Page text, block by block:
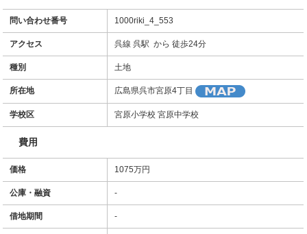
問い合わせ番号 1000riki_4_553
アクセス 呉線 呉駅 から 徒歩24分
種別 土地
所在地 広島県呉市宮原4丁目
学校区 宮原小学校 宮原中学校
費用
価格 1075万円
公庫・融資 -
借地期間 -